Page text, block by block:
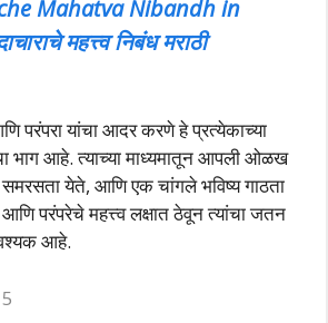
Mahatva Nibandh in
महत्त्व निबंध मराठी
परंपरा यांचा आदर करणे हे प्रत्येकाच्या
भाग आहे. त्याच्या माध्यमातून आपली ओळख
समरसता येते, आणि एक चांगले भविष्य गाठता
परंपरेचे महत्त्व लक्षात ठेवून त्यांचा जतन
आहे.